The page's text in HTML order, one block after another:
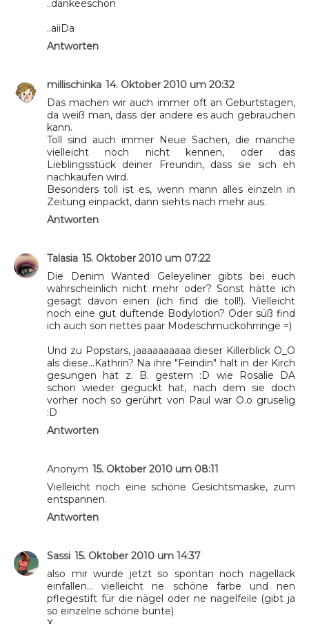
..dankeeschön
..aiiDa
Antworten
millischinka 14. Oktober 2010 um 20:32
Das machen wir auch immer oft an Geburtstagen,
da weiß man, dass der andere es auch gebrauchen
kann.
Toll sind auch immer Neue Sachen, die manche
vielleicht noch nicht kennen, oder das
Lieblingsstück deiner Freundin, dass sie sich eh
nachkaufen wird.
Besonders toll ist es, wenn mann alles einzeln in
Zeitung einpackt, dann siehts nach mehr aus.
Antworten
Talasia 15. Oktober 2010 um 07:22
Die Denim Wanted Geleyeliner gibts bei euch
wahrscheinlich nicht mehr oder? Sonst hätte ich
gesagt davon einen (ich find die toll!). Vielleicht
noch eine gut duftende Bodylotion? Oder süß find
ich auch son nettes paar Modeschmuckohrringe =)
Und zu Popstars, jaaaaaaaaaa dieser Killerblick O_O
als diese...Kathrin? Na ihre "Feindin" halt in der Kirch
gesungen hat z. B. gestern :D wie Rosalie DA
schon wieder geguckt hat, nach dem sie doch
vorher noch so gerührt von Paul war O.o gruselig
:D
Antworten
Anonym 15. Oktober 2010 um 08:11
Vielleicht noch eine schöne Gesichtsmaske, zum
entspannen.
Antworten
Sassi 15. Oktober 2010 um 14:37
also mir würde jetzt so spontan noch nagellack
einfallen... vielleicht ne schöne farbe und nen
pflegestift für die nägel oder ne nagelfeile (gibt ja
so einzelne schöne bunte)